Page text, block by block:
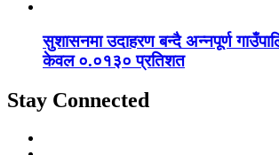
सुशासनमा उदाहरण बन्दै अन्नपूर्ण
केवल ०.०१३० प्रतिशत
Stay Connected